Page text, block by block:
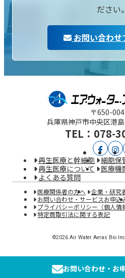
ださい。
お問い合わ
〒650-
兵庫県神戸市中央区港
TEL：078-
ア
エ
ラ
ス
バ
イ
公
再生医療と幹細胞
細胞保
再生医療について
医療機
よくある質問
医療関係者の方へ
企業・研究
お問い合わせ・サービスお申込
プライバシーポリシー（個人情
特定商取引法に関する表記
©2026 Air Water Aeras Bio
お問い合わせ・お